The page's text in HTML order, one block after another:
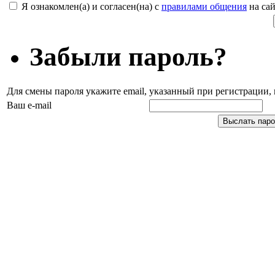
Я ознакомлен(а) и согласен(на) с правилами общения на
Забыли пароль?
Для смены пароля укажите email, указанный при
Ваш e-mail